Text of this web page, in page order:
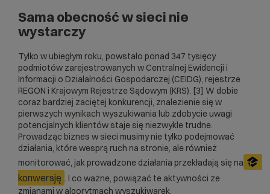
Sama obecność w sieci nie
wystarczy
Tylko w ubiegłym roku, powstało ponad 347 tysięcy
podmiotów zarejestrowanych w Centralnej Ewidencji i
Informacji o Działalności Gospodarczej (CEIDG), rejestrze
REGON i Krajowym Rejestrze Sądowym (KRS). [3] W dobie
coraz bardziej zaciętej konkurencji, znalezienie się w
pierwszych wynikach wyszukiwania lub zdobycie uwagi
potencjalnych klientów staje się niezwykle trudne.
Prowadząc biznes w sieci musimy nie tylko podejmować
działania, które wesprą ruch na stronie, ale również
monitorować, jak prowadzone działania przekładają się na
konwersję . I co ważne, powiązać te aktywności ze
zmianami w algorytmach wyszukiwarek.